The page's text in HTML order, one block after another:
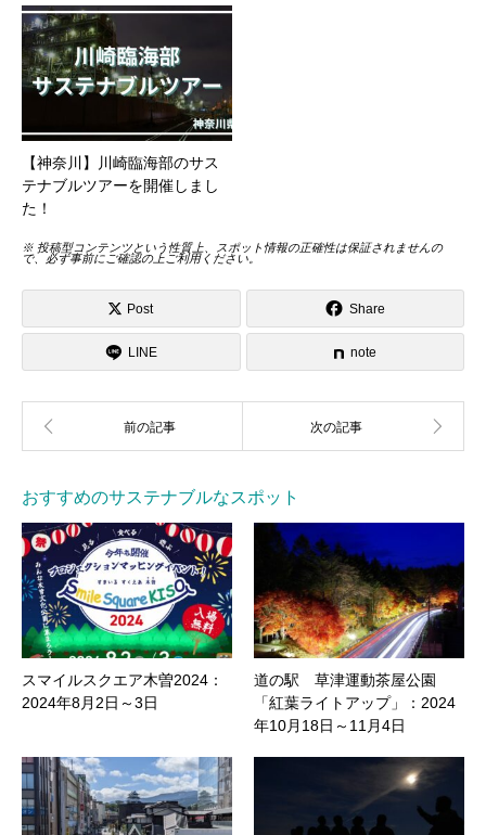
【神奈川】川崎臨海部のサス
テナブルツアーを開催しまし
た！
※ 投稿型コンテンツという性質上、スポット情報の正確性は保証されませんの
で、必ず事前にご確認の上ご利用ください。
Post Share
LINE note
おすすめのサステナブルなスポット
スマイルスクエア木曽2024：
2024年8月2日～3日
道の駅 草津運動茶屋公園
「紅葉ライトアップ」：2024
年10月18日～11月4日